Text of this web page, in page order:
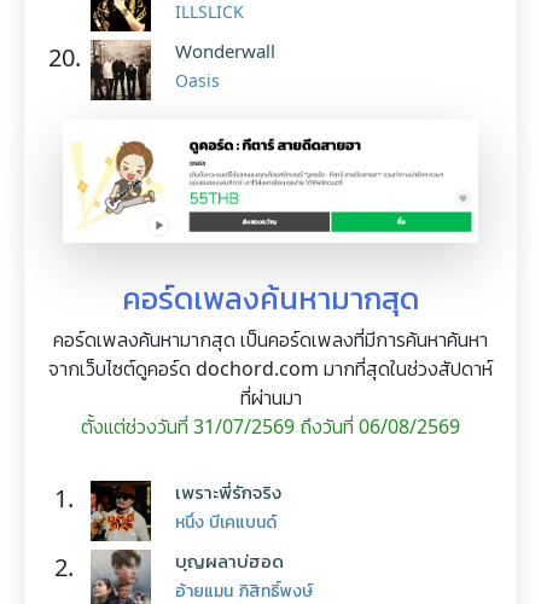
ILLSLICK
20. Wonderwall
Oasis
คอร์ดเพลงค้นหามากสุด
คอร์ดเพลงค้นหามากสุด เป็นคอร์ดเพลงที่มีการค้นหาค้นหา
จากเว็บไซต์ดูคอร์ด dochord.com มากที่สุดในช่วงสัปดาห์
ที่ผ่านมา
ตั้งแต่ช่วงวันที่ 31/07/2569 ถึงวันที่ 06/08/2569
1. เพราะพี่รักจริง
หนึ่ง บีเคแบนด์
2. บุญผลาบ่ฮอด
อ้ายแมน ภิสิทธิ์พงษ์